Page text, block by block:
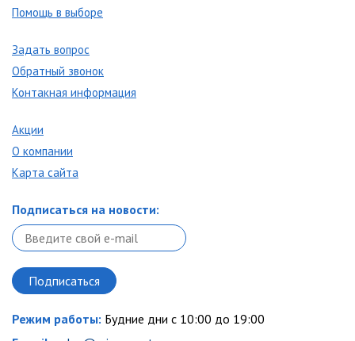
Помощь в выборе
Задать вопрос
Обратный звонок
Контакная информация
Акции
О компании
Карта сайта
Подписаться на новости:
Режим работы: Будние дни с 10:00 до 19:00